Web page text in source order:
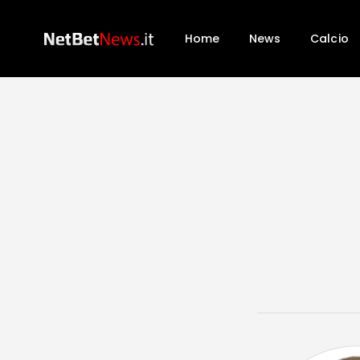
Home News Calcio